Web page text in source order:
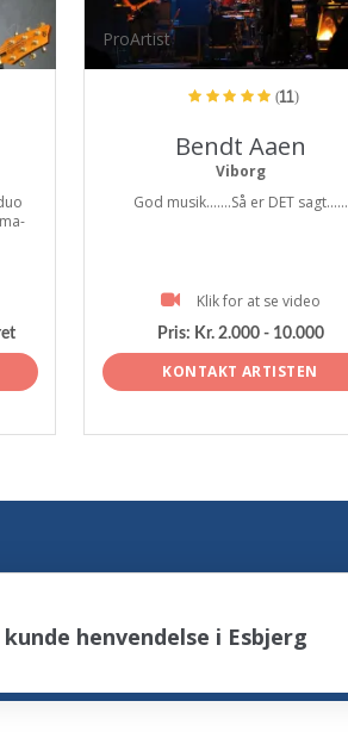
ProArtist
(11)
Bendt Aaen
Viborg
God musik.......Så er DET sagt......
Klik for at se video
Pris: Kr. 2.000 - 10.000
KONTAKT ARTISTEN
henvendelse i Esbjerg